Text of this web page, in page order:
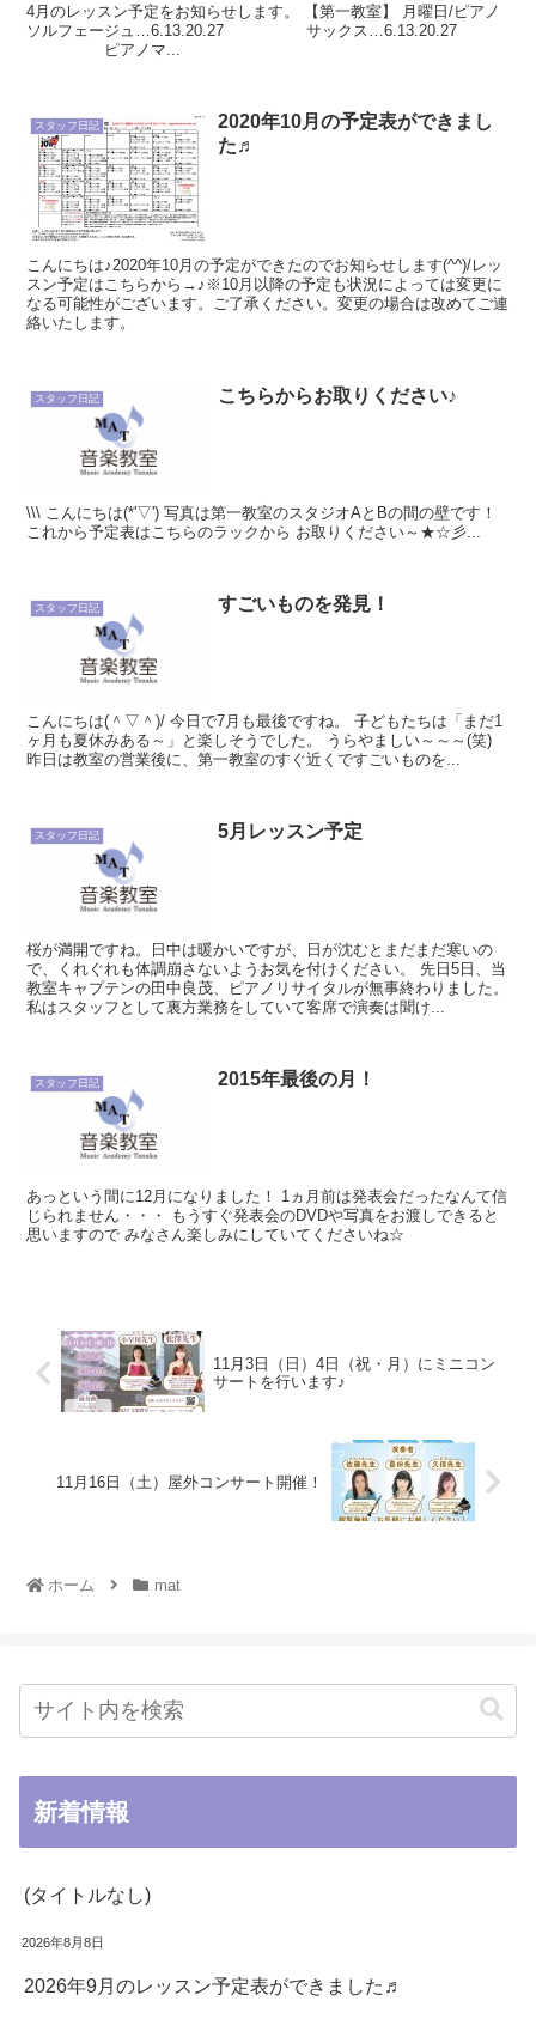
4月のレッスン予定をお知らせします。 【第一教室】 月曜日/ピアノ
ソルフェージュ…6.13.20.27 サックス…6.13.20.27
ピアノマ...
スタッフ日記
2020年10月の予定表ができまし
た♬
こんにちは♪2020年10月の予定ができたのでお知らせします(^^)/レッ
スン予定はこちらから→♪※10月以降の予定も状況によっては変更に
なる可能性がございます。ご了承ください。変更の場合は改めてご連
絡いたします。
スタッフ日記 こちらからお取りください♪
\\\ こんにちは(*'▽') 写真は第一教室のスタジオAとBの間の壁です！
これから予定表はこちらのラックから お取りください～★☆彡...
スタッフ日記 すごいものを発見！
こんにちは(＾▽＾)/ 今日で7月も最後ですね。 子どもたちは「まだ1
ヶ月も夏休みある～」と楽しそうでした。 うらやましい～～～(笑)
昨日は教室の営業後に、第一教室のすぐ近くですごいものを...
スタッフ日記 5月レッスン予定
桜が満開ですね。日中は暖かいですが、日が沈むとまだまだ寒いの
で、くれぐれも体調崩さないようお気を付けください。 先日5日、当
教室キャプテンの田中良茂、ピアノリサイタルが無事終わりました。
私はスタッフとして裏方業務をしていて客席で演奏は聞け...
スタッフ日記 2015年最後の月！
あっという間に12月になりました！ 1ヵ月前は発表会だったなんて信
じられません・・・ もうすぐ発表会のDVDや写真をお渡しできると
思いますので みなさん楽しみにしていてくださいね☆
11月3日（日）4日（祝・月）にミニコン
サートを行います♪
11月16日（土）屋外コンサート開催！
ホーム mat
新着情報
(タイトルなし)
2026年8月8日
2026年9月のレッスン予定表ができました♬